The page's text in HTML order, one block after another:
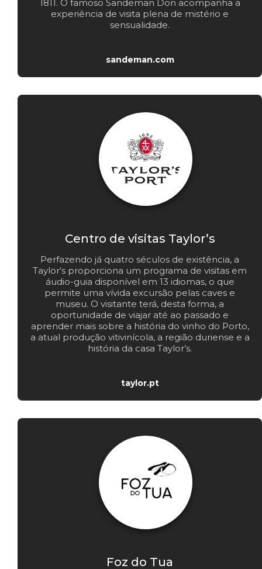
1811. O famoso Sandeman Don acompanha a
experiência de visita plena de mistério e
sensualidade.
sandeman.com
Centro de visitas Taylor’s
Perfazendo já quatro séculos de existência, a
Taylor’s proporciona um programa de visitas em
áudio-guia disponível em 13 idiomas, o que
permite uma vívida excursão pelas caves e
museu. O visitante terá, desta forma, a
oportunidade de viajar até ao passado e
aprender mais sobre a história do vinho do Porto,
a atual produção vitivinícola, a região duriense e a
história da casa Taylor’s.
taylor.pt
Foz do Tua